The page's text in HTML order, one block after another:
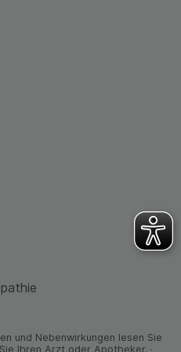
relevant für Sie
Sie, dass Daten
z.B. Google oder
werden.
und Neben­wirkungen lesen Sie
Ihren Arzt oder Apo­theker. ·